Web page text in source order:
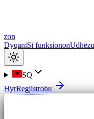
zon
DyqaniSi funksionon
SQ
HyrRegjistrohu